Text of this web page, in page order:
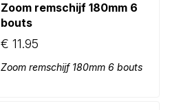
Zoom remschijf 180mm 6
bouts
€ 11.95
Zoom remschijf 180mm 6 bouts